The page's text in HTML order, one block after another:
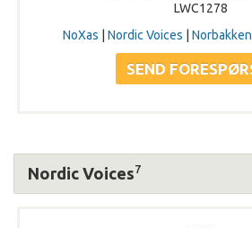
LWC1278
NoXas | Nordic Voices |
Nordic Voices7